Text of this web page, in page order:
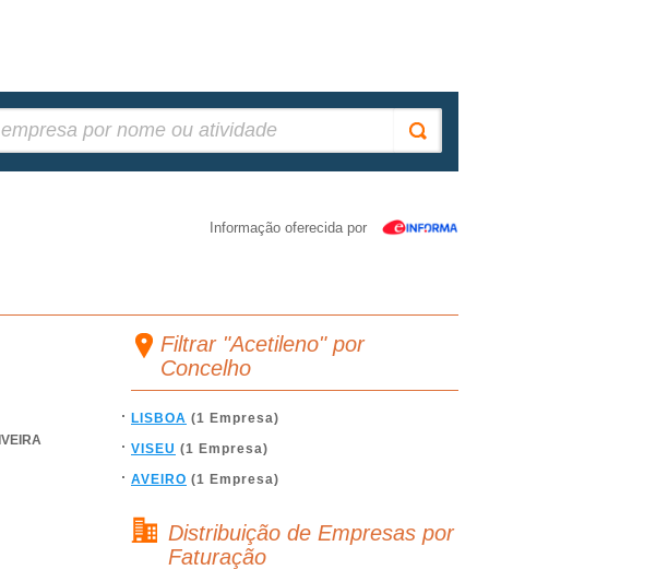
Informação oferecida por
Filtrar "Acetileno" por
Concelho
LISBOA (1 Empresa)
VISEU (1 Empresa)
AVEIRO (1 Empresa)
Distribuição de Empresas por
Faturação